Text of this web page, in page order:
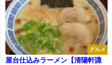
グルメ
屋台仕込みラーメン【清陽軒諏